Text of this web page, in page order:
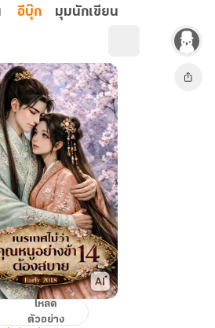
อีบุ๊ก มุมนักเขียน
โหลด
ตัวอย่าง